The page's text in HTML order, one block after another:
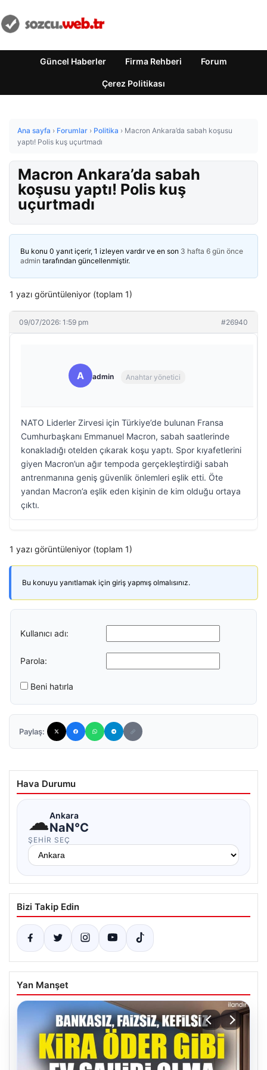
Güncel Haberler Firma Rehberi Forum
Çerez Politikası
Ana sayfa › Forumlar › Politika › Macron Ankara’da sabah koşusu
yaptı! Polis kuş uçurtmadı
Macron Ankara’da sabah
koşusu yaptı! Polis kuş
uçurtmadı
Bu konu 0 yanıt içerir, 1 izleyen vardır ve en son 3 hafta 6 gün önce
admin tarafından güncellenmiştir.
1 yazı görüntüleniyor (toplam 1)
09/07/2026: 1:59 pm #26940
A admin Anahtar yönetici
NATO Liderler Zirvesi için Türkiye’de bulunan Fransa
Cumhurbaşkanı Emmanuel Macron, sabah saatlerinde
konakladığı otelden çıkarak koşu yaptı. Spor kıyafetlerini
giyen Macron’un ağır tempoda gerçekleştirdiği sabah
antrenmanına geniş güvenlik önlemleri eşlik etti. Öte
yandan Macron’a eşlik eden kişinin de kim olduğu ortaya
çıktı.
1 yazı görüntüleniyor (toplam 1)
Bu konuyu yanıtlamak için giriş yapmış olmalısınız.
Kullanıcı adı:
Parola:
Beni hatırla
Paylaş:
Hava Durumu
☁Ankara
NaN°C
ŞEHIR SEÇ
Bizi Takip Edin
Yan Manşet